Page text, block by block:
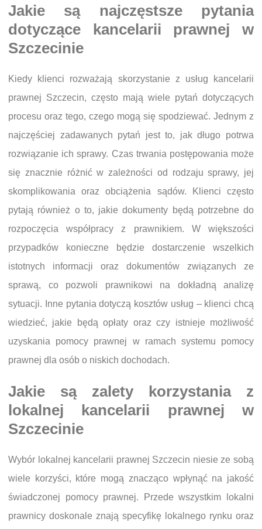
Jakie są najczęstsze pytania
dotyczące kancelarii prawnej w
Szczecinie
Kiedy klienci rozważają skorzystanie z usług kancelarii
prawnej Szczecin, często mają wiele pytań dotyczących
procesu oraz tego, czego mogą się spodziewać. Jednym z
najczęściej zadawanych pytań jest to, jak długo potrwa
rozwiązanie ich sprawy. Czas trwania postępowania może
się znacznie różnić w zależności od rodzaju sprawy, jej
skomplikowania oraz obciążenia sądów. Klienci często
pytają również o to, jakie dokumenty będą potrzebne do
rozpoczęcia współpracy z prawnikiem. W większości
przypadków konieczne będzie dostarczenie wszelkich
istotnych informacji oraz dokumentów związanych ze
sprawą, co pozwoli prawnikowi na dokładną analizę
sytuacji. Inne pytania dotyczą kosztów usług – klienci chcą
wiedzieć, jakie będą opłaty oraz czy istnieje możliwość
uzyskania pomocy prawnej w ramach systemu pomocy
prawnej dla osób o niskich dochodach.
Jakie są zalety korzystania z
lokalnej kancelarii prawnej w
Szczecinie
Wybór lokalnej kancelarii prawnej Szczecin niesie ze sobą
wiele korzyści, które mogą znacząco wpłynąć na jakość
świadczonej pomocy prawnej. Przede wszystkim lokalni
prawnicy doskonale znają specyfikę lokalnego rynku oraz